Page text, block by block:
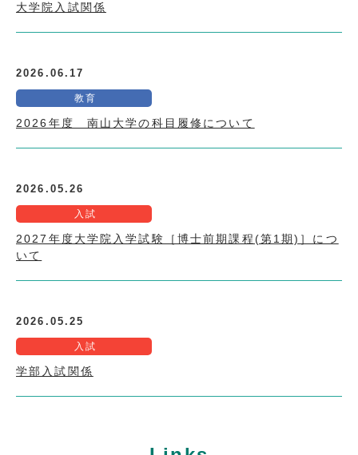
大学院入試関係
2026.06.17
教育
2026年度 南山大学の科目履修について
2026.05.26
入試
2027年度大学院入学試験［博士前期課程(第1期)］につ
いて
2026.05.25
入試
学部入試関係